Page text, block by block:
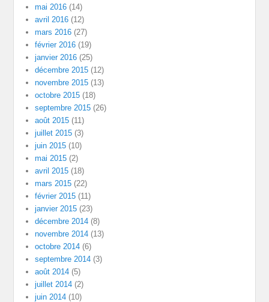
mai 2016 (14)
avril 2016 (12)
mars 2016 (27)
février 2016 (19)
janvier 2016 (25)
décembre 2015 (12)
novembre 2015 (13)
octobre 2015 (18)
septembre 2015 (26)
août 2015 (11)
juillet 2015 (3)
juin 2015 (10)
mai 2015 (2)
avril 2015 (18)
mars 2015 (22)
février 2015 (11)
janvier 2015 (23)
décembre 2014 (8)
novembre 2014 (13)
octobre 2014 (6)
septembre 2014 (3)
août 2014 (5)
juillet 2014 (2)
juin 2014 (10)